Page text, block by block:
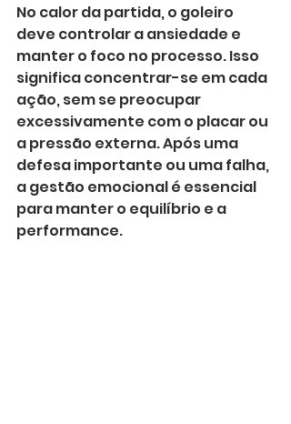
No calor da partida, o goleiro
deve controlar a ansiedade e
manter o foco no processo. Isso
significa concentrar-se em cada
ação, sem se preocupar
excessivamente com o placar ou
a pressão externa. Após uma
defesa importante ou uma falha,
a gestão emocional é essencial
para manter o equilíbrio e a
performance.